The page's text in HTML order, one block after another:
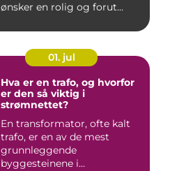
ønsker en rolig og forut...
01. jul
Hva er en trafo, og hvorfor
er den så viktig i
strømnettet?
En transformator, ofte kalt
trafo, er en av de mest
grunnleggende
byggesteinene i